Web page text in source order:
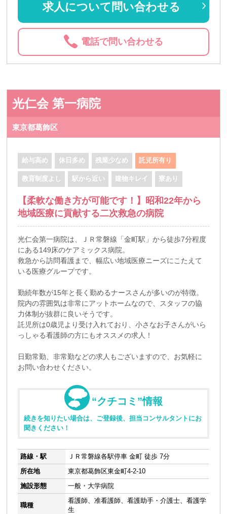
求人について問い合わせる
電話で問い合わせる
光仁会 第一病院
東京都葛飾区
給与高め 休日多め 残業少なめ 託児所有り
教育制度よし 駅から近い 建物キレイ 寮あり
【柔軟な働き方が可能です！】昭和22年から
地域医療に貢献する二次救急の病院
光仁会第一病院は、ＪＲ常磐線「金町駅」から徒歩7分程度
にある149床のケアミックス病院。
救急から訪問看護まで、幅広い地域医療ニーズにこたえて
いる医療グループです。
勤続年数が15年と長く勤めるナースさんが多いのが特徴。
院内の雰囲気は非常にアットホームなので、スタッフの協
力体制が抜群に良いそうです。
託児所は0歳児より受け入れており、小さなお子さんがいら
っしゃる看護師の方にもオススメの求人！
日勤常勤、非常勤などの求人もございますので、お気軽に
お問い合わせください。
“クチコミ”情報
続きを知りたい場合は、ご登録後、担当コンサルタントにお
聞きください！
路線・駅
ＪＲ常磐線各駅停車 金町 徒歩 7分
所在地
東京都葛飾区東金町4-2-10
施設形態
一般・大学病院
職種
看護師、准看護師、看護助手・介護士、看護学
生